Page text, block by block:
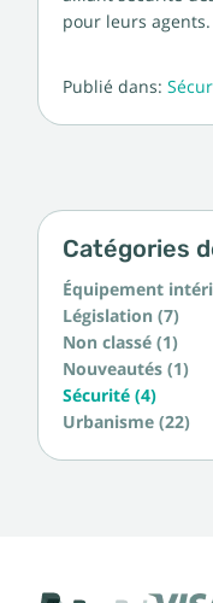
pour leurs agents.
Publié dans:
Catégories
Équipement
Législation (7)
Non classé (1)
Nouveautés (1)
Sécurité (4)
Urbanisme (22)